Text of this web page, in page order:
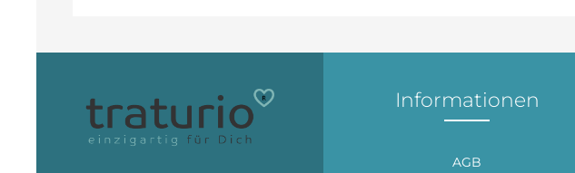
Informationen
AGB